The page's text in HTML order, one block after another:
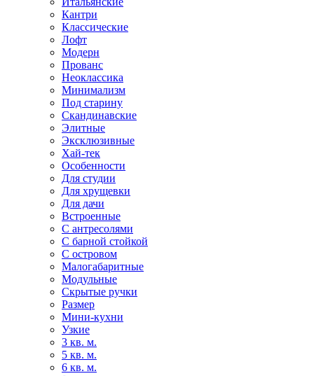
Кантри
Классические
Лофт
Модерн
Прованс
Неоклассика
Минимализм
Под старину
Скандинавские
Элитные
Эксклюзивные
Хай-тек
Особенности
Для студии
Для хрущевки
Для дачи
Встроенные
С антресолями
С барной стойкой
С островом
Малогабаритные
Модульные
Скрытые ручки
Размер
Мини-кухни
Узкие
3 кв. м.
5 кв. м.
6 кв. м.